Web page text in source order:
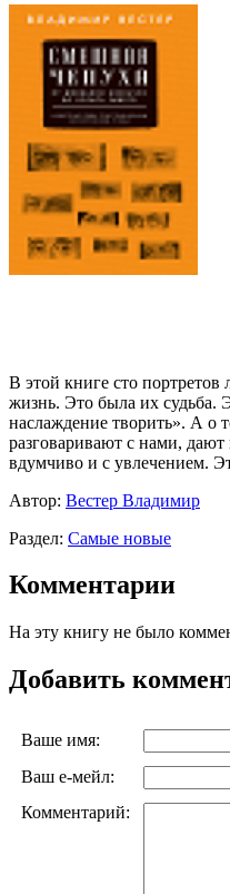
В этой книге сто
жизнь. Это была их судьба.
наслаждение творить». А о
разговаривают с нами, дают
вдумчиво и с увлечением.
Автор: Вестер Владимир
Раздел: Самые новые
Комментарии
На эту книгу не было
Добавить
Ваше имя:
Ваш е-мейл:
Комментарий: